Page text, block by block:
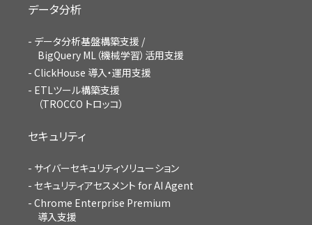
データ分析
データ分析基盤構築支援 /
BigQuery ML（機械学習）活用支援
ClickHouse 導入・運用支援
ETLツール構築支援
（TROCCO トロッコ）
セキュリティ
サイバーセキュリティソリューション
セキュリティアセスメント for AI Agent
Chrome Enterprise Premium
導入支援